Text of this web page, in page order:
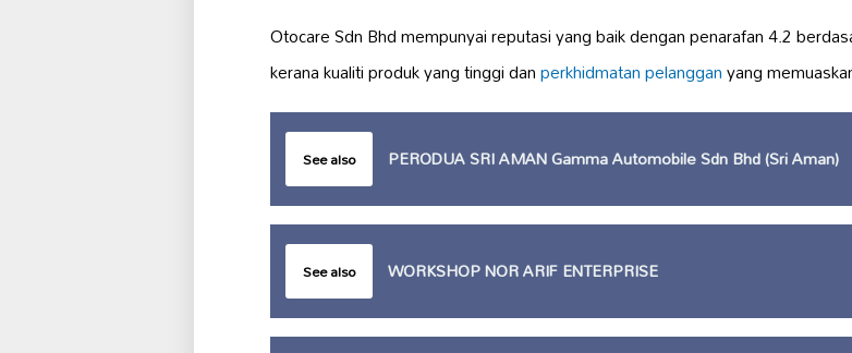
Otocare Sdn Bhd mempunyai reputasi yang baik dengan penarafan 4.2
kerana kualiti produk yang tinggi danperkhidmatan pelangganyang
See also PERODUA SRI AMAN Gamma Automobile Sdn Bhd (Sri Aman)
See also WORKSHOP NOR ARIF ENTERPRISE